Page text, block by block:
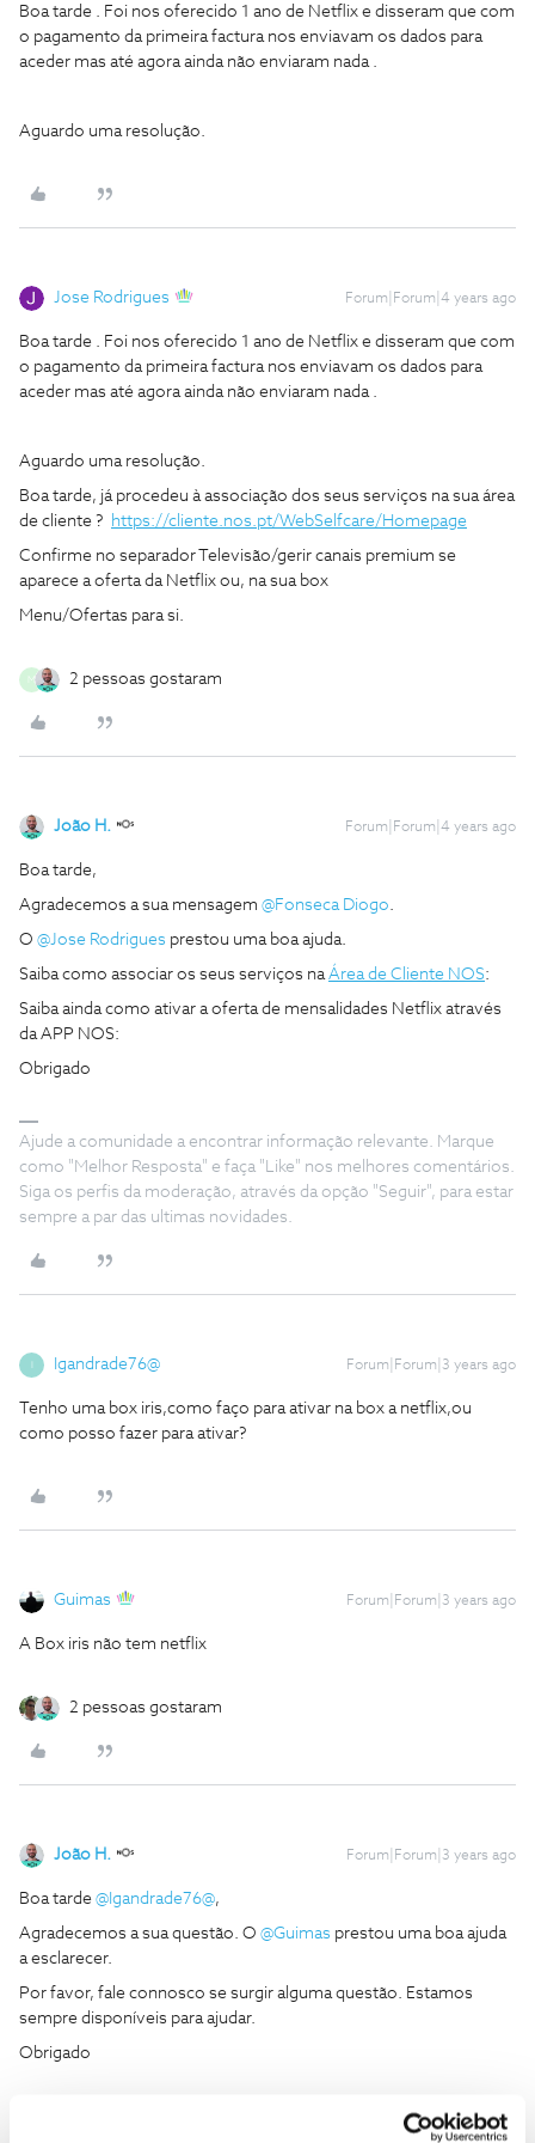
Boa tarde . Foi nos oferecido 1 ano de Netflix e disseram que com
o pagamento da primeira factura nos enviavam os dados para
aceder mas até agora ainda não enviaram nada .
Aguardo uma resolução.
Jose Rodrigues Forum|Forum|4 years ago
Boa tarde . Foi nos oferecido 1 ano de Netflix e disseram que com
o pagamento da primeira factura nos enviavam os dados para
aceder mas até agora ainda não enviaram nada .
Aguardo uma resolução.
Boa tarde, já procedeu à associação dos seus serviços na sua área
de cliente ?
https://cliente.nos.pt/WebSelfcare/Homepage
Confirme no separador Televisão/gerir canais premium se
aparece a oferta da Netflix ou, na sua box
Menu/Ofertas para si.
M 2 pessoas gostaram
João H. Forum|Forum|4 years ago
Boa tarde,
Agradecemos a sua mensagem @Fonseca Diogo.
O @Jose Rodrigues prestou uma boa ajuda.
Saiba como associar os seus serviços naÁrea de Cliente NOS:
Saiba ainda como ativar a oferta de mensalidades Netflix através
da APP NOS:
Obrigado
Ajude a comunidade a encontrar informação relevante. Marque
como "Melhor Resposta" e faça "Like" nos melhores comentários.
Siga os perfis da moderação, através da opção "Seguir", para estar
sempre a par das ultimas novidades.
Igandrade76@ Forum|Forum|3 years ago
Tenho uma box iris,como faço para ativar na box a netflix,ou
como posso fazer para ativar?
Guimas Forum|Forum|3 years ago
A Box iris não tem netflix
2 pessoas gostaram
João H. Forum|Forum|3 years ago
Boa tarde @Igandrade76@,
Agradecemos a sua questão. O @Guimas prestou uma boa ajuda
a esclarecer.
Por favor, fale connosco se surgir alguma questão. Estamos
sempre disponíveis para ajudar.
Obrigado
Ajude a comunidade a encontrar informação relevante. Marque